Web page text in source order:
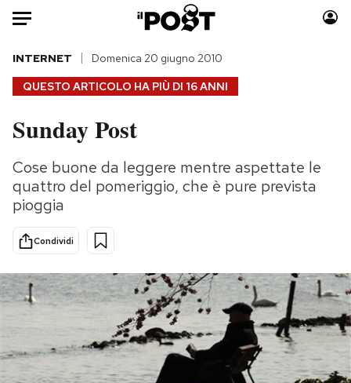
Auto
HOME
Italia
Politica
Tecnologia
Scienza
Economia
Consumismi
Storie/Idee
Altrecose
Mondiali calcio 2026
QUESTO ARTICOLO HA PIÙ DI 16 ANNI
INTERNET Domenica 20 giugno 2010
Sunday Post
Cose buone da leggere mentre aspettate le
quattro del pomeriggio, che è pure prevista
pioggia
Condividi